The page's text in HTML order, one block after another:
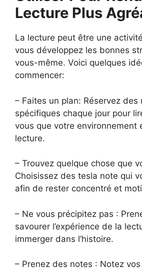
Lecture Plus
La lecture peut être une
vous développez les bonnes
vous-même. Voici quelques
commencer:
– Faites un plan: Réservez des
spécifiques chaque jour pour
vous que votre environnement
lecture.
– Trouvez quelque chose que
Choisissez des tesla note qui
afin de rester concentré et
– Ne vous précipitez pas :
savourer l’expérience de la
immerger dans l’histoire.
– Prenez des notes : Notez